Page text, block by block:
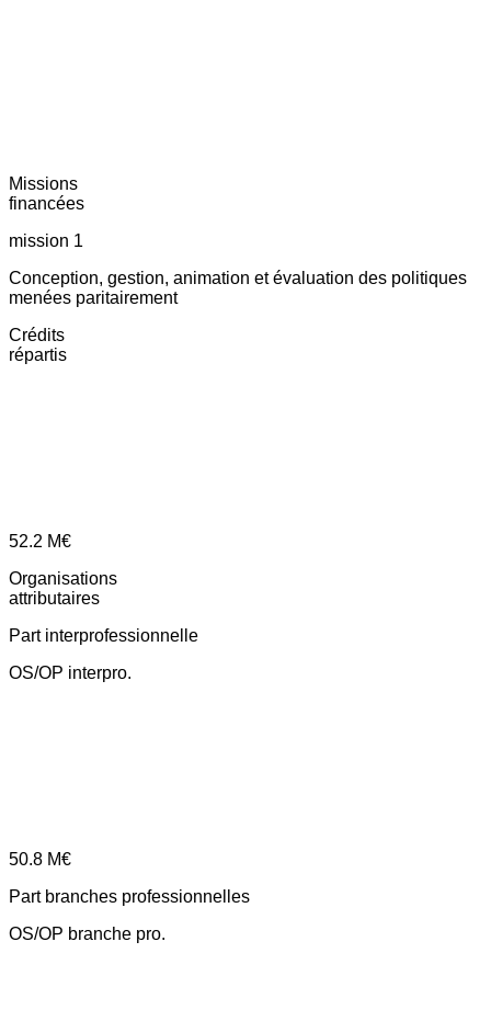
Missions
financées
mission 1
Conception, gestion, animation et évaluation des politiques
menées paritairement
Crédits
répartis
52.2 M€
Organisations
attributaires
Part interprofessionnelle
OS/OP interpro.
50.8 M€
Part branches professionnelles
OS/OP branche pro.